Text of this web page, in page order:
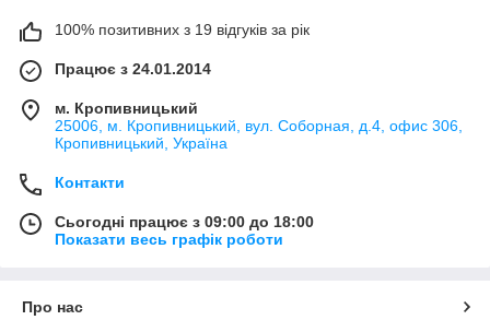
100% позитивних з 19 відгуків за рік
Працює з 24.01.2014
м. Кропивницький
25006, м. Кропивницький, вул. Соборная, д.4, офис 306,
Кропивницький, Україна
Контакти
Сьогодні працює з 09:00 до 18:00
Показати весь графік роботи
Про нас